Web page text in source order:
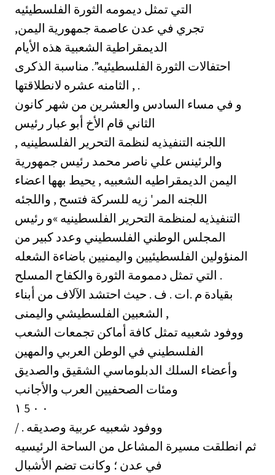
التي تمثل ديمومه الثورة الفلسطيئيه
تجري في عدن عاصمة جمهورية اليمن,
الديمقراطية الشعبية هذه الأيام
احتفالات الثورة الفلسطيئيه”. مناسبة الذكرى
الثامنه عشره لانطلاقتها , .
و في مساء السادس والعشرين من شهر كانون
الثاني قام الأخ أبو عبار رئيس
اللجنه التنفيذيه لنظمة التحرير الفلسطينيه ,
والرئينس علي ناصر محمد رئيس جمهورية
اليمن الديمقراطيه الشعبيه , يحيط بهها اعضاء
اللجنه المر' زيه للسركة فتسح , واللجئه
التنفيذيه لمنظمة التحرير الفلسطينيه »و رئيس
المجلس الوطني الفلسطيني وعدد كبير من
المنؤولين الفلسطيئيين واليمنيين باضاءة الشعله
التي تمثل دممومة الثورة والكفاح المسلح .
بقيادة م .ات . ف . حيث احتشد الآلاف من أبناء
الشعبين الفلسطيشي واليمنى ,
ووفود شعبيه تمثل كافة أماكن تجمعات الشعب
الفلسطيني في الوطن العربي والمهين
وأعضاء السلك الدبلوماسي الشقيق والصديق
ومئات الصحفيين العرب والأجانب
١ 5 ٠ ٠
ثم انطلقت مسيرة المشاعل من الساحة الرئيسيه
في عدن ؛ وكانت تضم الأشبال